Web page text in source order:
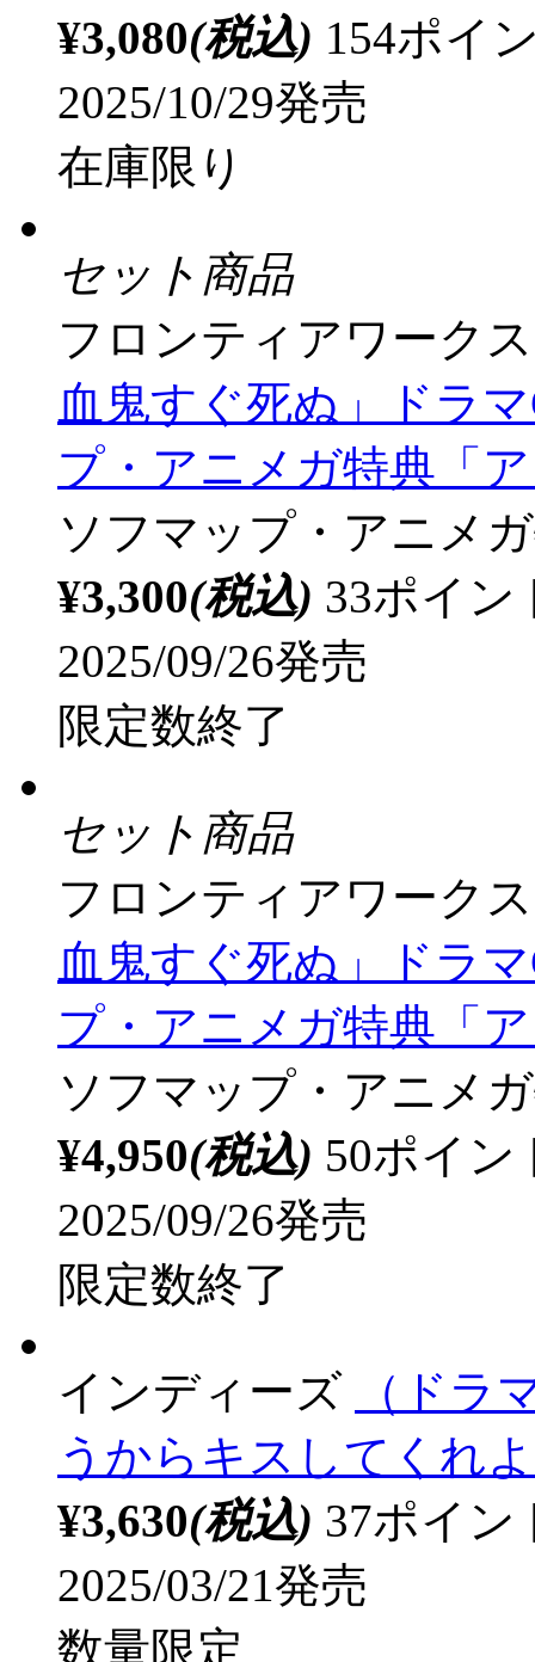
¥3,080(税込) 154ポイ
2025/10/29発売
在庫限り
セット商品
フロンティアワークス
血鬼すぐ死ぬ」ドラ
プ・アニメガ特典「
¥3,300(税込)
2025/09/26発売
限定数終了
フロンティアワークス
血鬼すぐ死ぬ」ドラ
プ・アニメガ特典「
ソフマップ・アニメ